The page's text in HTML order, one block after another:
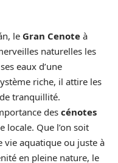
le Gran Cenote à
naturelles les
eaux d’une
riche, il attire les
tranquillité.
des cénotes
locale. Que l’on soit
vie aquatique ou juste à
en pleine nature, le